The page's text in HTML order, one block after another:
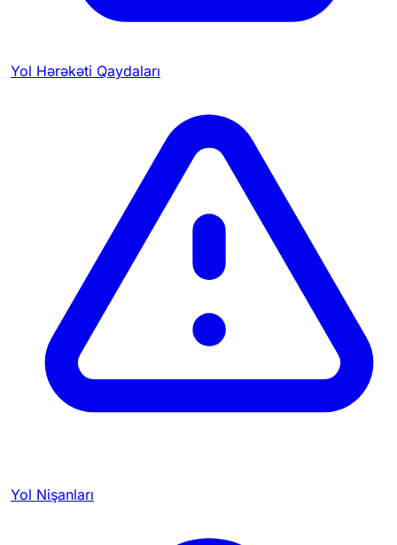
Yol Hərəkəti Qaydaları
Yol Nişanları